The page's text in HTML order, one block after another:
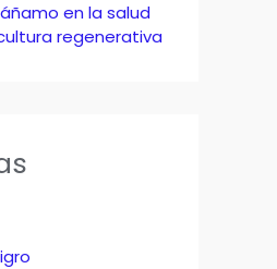
en la salud
regenerativa